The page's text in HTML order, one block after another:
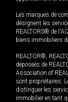
Les marques de
désignent les
REALTORS® de
biens immobiliers
REALTOR®,
déposées de
Association of
sont propriétaires.
distinguer les
immobilier en tant